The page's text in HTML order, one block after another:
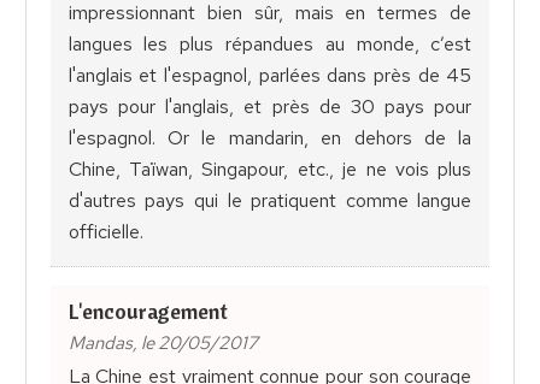
impressionnant bien sûr, mais en termes de
langues les plus répandues au monde, c’est
l'anglais et l'espagnol, parlées dans près de 45
pays pour l'anglais, et près de 30 pays pour
l'espagnol. Or le mandarin, en dehors de la
Chine, Taïwan, Singapour, etc., je ne vois plus
d'autres pays qui le pratiquent comme langue
officielle.
L'encouragement
Mandas, le 20/05/2017
La Chine est vraiment connue pour son courage